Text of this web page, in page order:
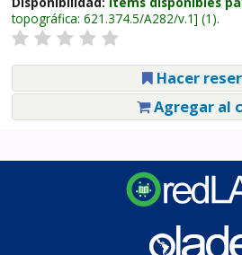
topográfica: 621.374.5/A282/v.1 (1).
Hacer
Agregar al